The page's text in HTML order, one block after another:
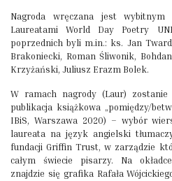
Nagroda wręczana jest
Laureatami World Day Poetry
poprzednich byli m.in.: ks. Jan
Brakoniecki, Roman Śliwonik,
Krzyżański, Juliusz Erazm Bolek.
W ramach nagrody (Laur) zostanie
publikacja książkowa „pomiędzy/
IBiS, Warszawa 2020) – wybór
laureata na język angielski
fundacji Griffin Trust, w zarządzie
całym świecie pisarzy. Na
znajdzie się grafika Rafała